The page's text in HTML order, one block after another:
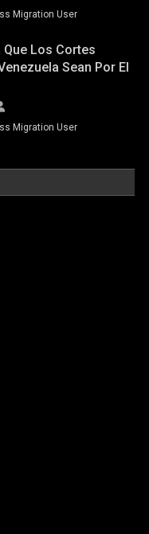
Migration User
Que Los Cortes
Sean Por El
Migration User